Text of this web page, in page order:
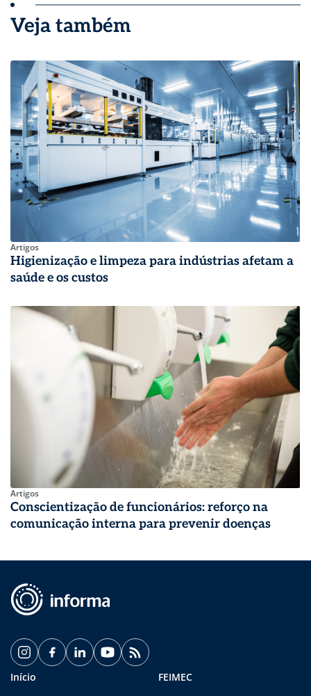
Veja também
Artigos
Higienização e limpeza para indústrias afetam a
saúde e os custos
Artigos
Conscientização de funcionários: reforço na
comunicação interna para prevenir doenças
Início FEIMEC